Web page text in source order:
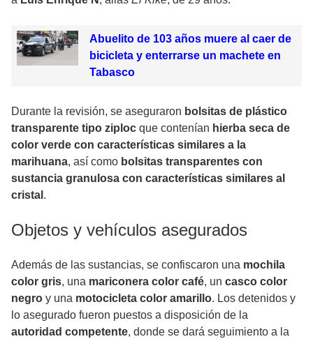
Abuelito de 103 años muere al caer de
bicicleta y enterrarse un machete en
Tabasco
Durante la revisión, se aseguraron bolsitas de plástico
transparente tipo ziploc que contenían hierba seca de
color verde con características similares a la
marihuana, así como bolsitas transparentes con
sustancia granulosa con características similares al
cristal .
Objetos y vehículos asegurados
Además de las sustancias, se confiscaron una mochila
color gris, una mariconera color café, un casco color
negro y una motocicleta color amarillo. Los detenidos y
lo asegurado fueron puestos a disposición de la
autoridad competente, donde se dará seguimiento a la